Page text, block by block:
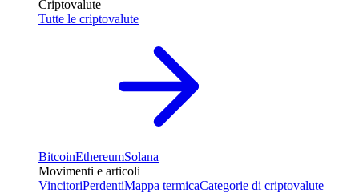
Criptovalute
Tutte le criptovalute
BitcoinEthereumSolana
Movimenti e articoli
VincitoriPerdentiMappa termicaCategorie di criptovalute